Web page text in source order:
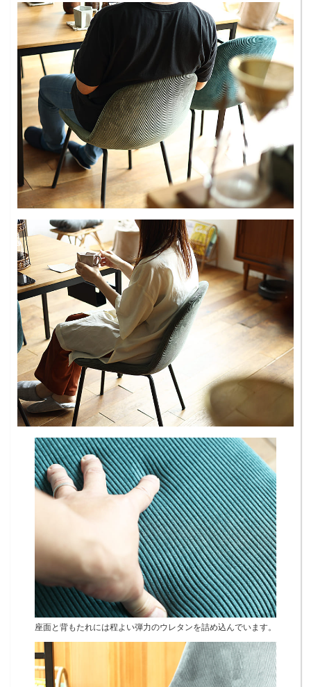
座面と背もたれには程よい弾力のウレタンを詰め込んでいます。